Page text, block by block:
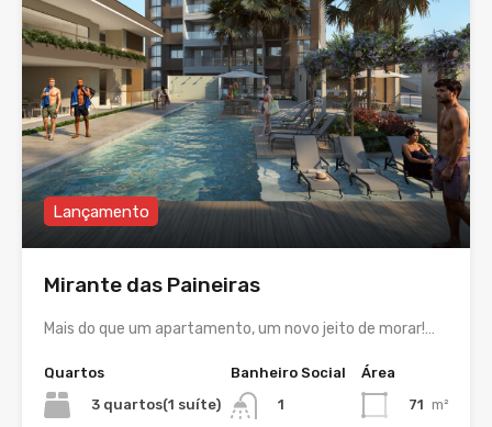
Lançamento
Mirante das Paineiras
Mais do que um apartamento, um novo jeito de morar!…
Quartos
3 quartos(1 suíte)
Banheiro Social
1
Área
71 m²